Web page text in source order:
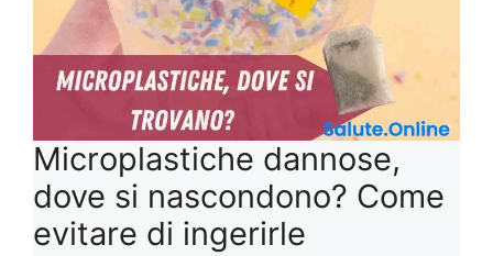
Microplastiche dannose,
dove si nascondono? Come
evitare di ingerirle